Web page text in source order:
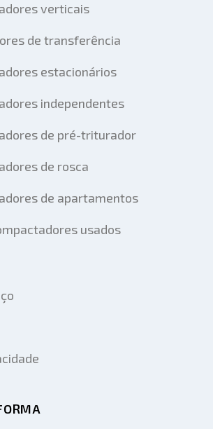
verticais
de transferência
estacionários
independentes
de pré-triturador
de rosca
de apartamentos
usados